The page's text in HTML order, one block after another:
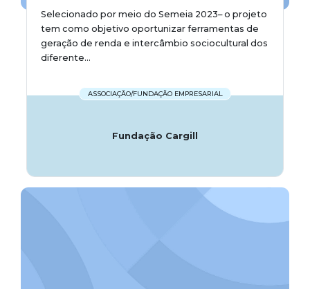
Selecionado por meio do Semeia 2023– o projeto
tem como objetivo oportunizar ferramentas de
geração de renda e intercâmbio sociocultural dos
diferente...
ASSOCIAÇÃO/FUNDAÇÃO EMPRESARIAL
Fundação Cargill